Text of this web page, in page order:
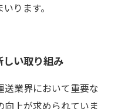
ります。
い取り組み
送業界において重要な
上が求められていま